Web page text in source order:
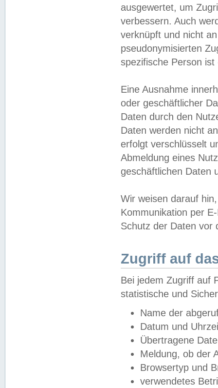
ausgewertet, um
verbessern. Auch
verknüpft und nicht
pseudonymisierten
spezifische Person
Eine Ausnahme
oder geschäftlicher
Daten durch den
Daten werden nicht
erfolgt verschlüsselt
Abmeldung eines
geschäftlichen Daten
Wir weisen darauf
Kommunikation per
Schutz der Daten vor
Zugriff auf
Bei jedem Zugriff auf
statistische und
Name der
Datum und
Übertragene
Meldung, ob der
Browsertyp und
verwendetes